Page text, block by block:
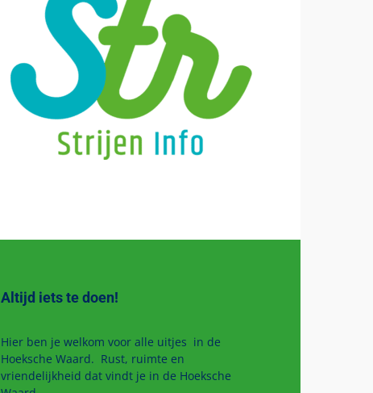
Altijd iets te doen!
Hier ben je welkom voor alle uitjes in de
Hoeksche Waard. Rust, ruimte en
vriendelijkheid dat vindt je in de Hoeksche